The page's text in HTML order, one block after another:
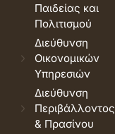
Παιδείας και
Πολιτισμού
Διεύθυνση
Οικονομικών
Υπηρεσιών
Διεύθυνση
Περιβάλλοντος
& Πρασίνου